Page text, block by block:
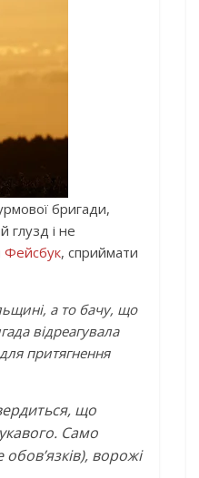
бригади,
глузд і не
Фейсбук, сприймати
а то бачу, що
відреагувала
притягнення
що
Само
ворожі